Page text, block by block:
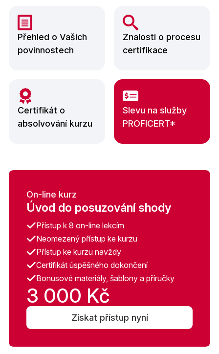
Přehled o Vašich
povinnostech
Znalosti o procesu
certifikace
Certifikát o
absolvování kurzu
Slevu na služby
PROFICERT*
On-line kurz
Úvod do posuzování shody
Přístup k 8 on-line lekcím
Neomezený přístup ke kurzu
Přístup ke kurzu navždy
Certifikát úspěšného dokončení
Bonusové materiály, šablony a příručky
3 000 Kč
Získat přístup nyní